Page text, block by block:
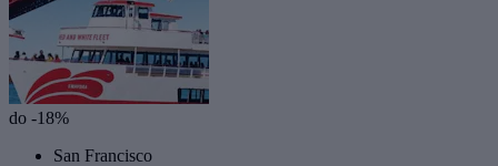
do -18%
San Francisco